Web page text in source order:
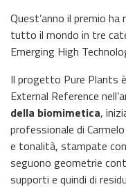
Quest’anno il premio ha
tutto il mondo in tre
Emerging High
Il progetto Pure Plants
External Reference
della biomimetica,
professionale di
e tonalità, stampate
seguono geometrie
supporti e quindi di